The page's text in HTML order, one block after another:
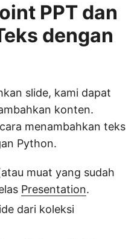
PPT dan
dengan
slide, kami dapat
konten.
menambahkan teks
Python.
muat yang sudah
Presentation.
dari koleksi